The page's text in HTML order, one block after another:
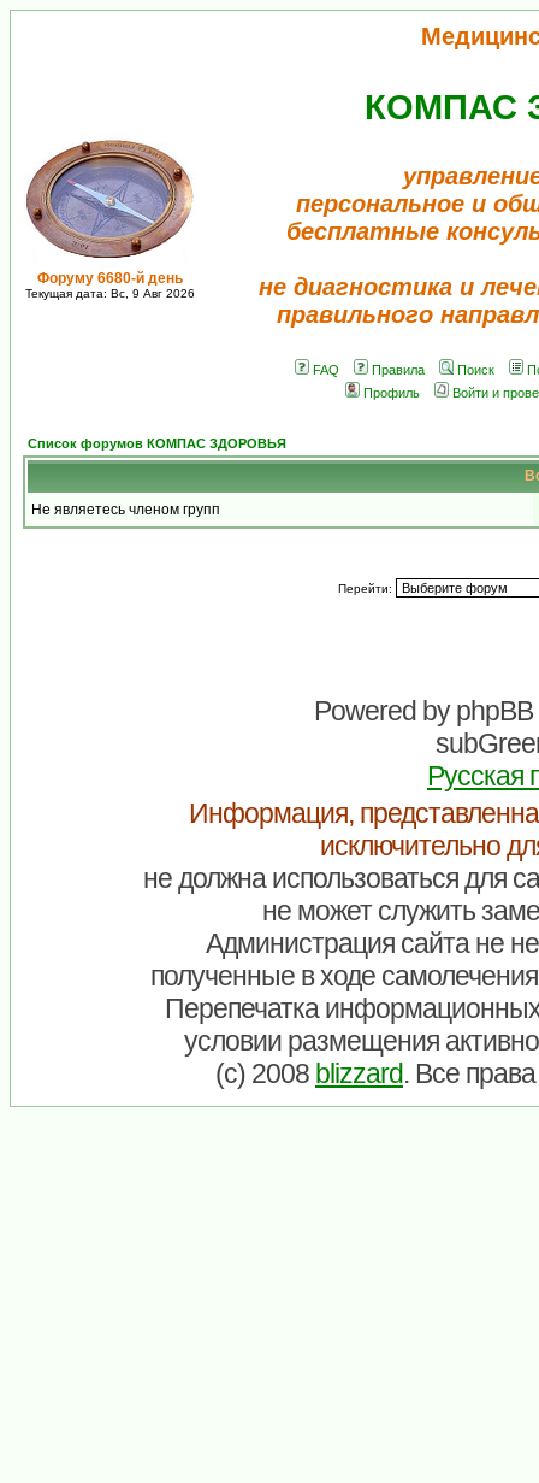
Форуму 6680-й день
Текущая дата: Вс, 9 Авг 2026
КОМПАС
персональное и
бесплатные
не диагностика и
правильного
FAQ Правила Поиск
Профиль
Войти и
Список форумов КОМПАС ЗДОРОВЬЯ
Не являетесь членом групп
Перейти:
Powered byphpBB
Русская
Информация,
исключительно
не должна использоваться для
не может служить
Администрация сайта не
полученные в ходе
Перепечатка
условии размещения
(c) 2008 blizzard. Все